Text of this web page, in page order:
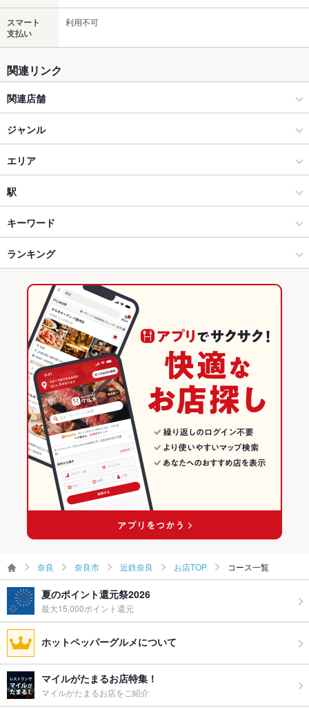
スマート
支払い
利用不可
関連リンク
関連店舗
キチリ
KICHIRI 大和八木
ajito 大和八木
KICHIRI 茶屋町阪急駅前
KICHIRI 天王寺
ジャンル
居酒屋
創作
奈良市 × 居酒屋
奈良市 × 創作
近鉄奈良駅 × 居酒屋
近鉄奈良駅 × 創作
ダイニングバー・バル
洋・和洋・各国料理・その他
奈良市 × ダイニングバー・バル
奈良市 × 洋・和洋・各国料理・その他
近鉄奈良駅 × ダイニングバー・バル
近鉄奈良駅 × 洋・和洋・各国料理・その他
エリア
近鉄奈良
近鉄奈良 × 居酒屋
近鉄奈良 × 創作
近鉄奈良 × ダイニングバー・バル
近鉄奈良 × 洋・和洋・各国料理・その他
奈良 × 居酒屋
奈良 × 創作
奈良 × ダイニングバー・バル
奈良 × 洋・和洋・各国料理・その他
駅
近鉄奈良駅
新大宮駅
奈良駅
キーワード
からあげ
トリュフ ラクレット
バーベキュー ケーキ パフェ
チーズケーキ
ランキング
奈良のグルメランキング
奈良の居酒屋ランキング
奈良市のグルメランキング
奈良市の居酒屋ランキング
近鉄奈良のグルメランキング
近鉄奈良の居酒屋ランキング
奈良 奈良市 近鉄奈良 お店TOP コース一覧
夏のポイント還元祭2026
最大15,000ポイント還元
ホットペッパーグルメについて
マイルがたまるお店特集！
マイルがたまるお店をご紹介